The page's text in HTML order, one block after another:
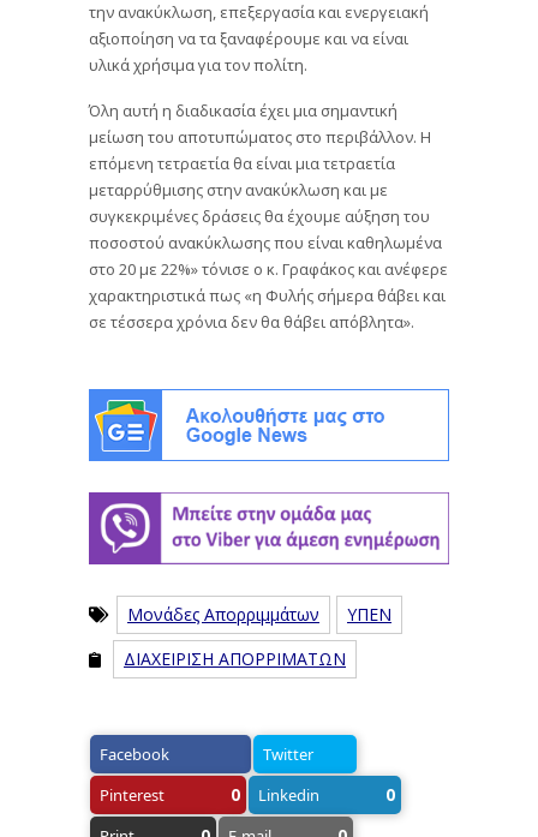
την ανακύκλωση, επεξεργασία και ενεργειακή
αξιοποίηση να τα ξαναφέρουμε και να είναι
υλικά χρήσιμα για τον πολίτη.
Όλη αυτή η διαδικασία έχει μια σημαντική
μείωση του αποτυπώματος στο περιβάλλον. Η
επόμενη τετραετία θα είναι μια τετραετία
μεταρρύθμισης στην ανακύκλωση και με
συγκεκριμένες δράσεις θα έχουμε αύξηση του
ποσοστού ανακύκλωσης που είναι καθηλωμένα
στο 20 με 22%» τόνισε ο κ. Γραφάκος και ανέφερε
χαρακτηριστικά πως «η Φυλής σήμερα θάβει και
σε τέσσερα χρόνια δεν θα θάβει απόβλητα».
Μονάδες Απορριμμάτων
ΥΠΕΝ
ΔΙΑΧΕΙΡΙΣΗ ΑΠΟΡΡΙΜΑΤΩΝ
Facebook
Twitter
Pinterest
0 Linkedin 0